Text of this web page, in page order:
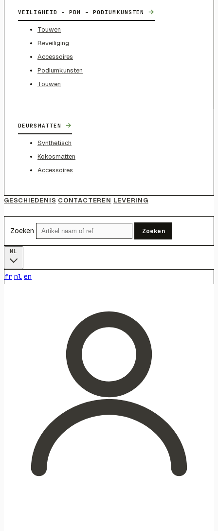
VEILIGHEID – PBM – PODIUMKUNSTEN →
Touwen
Beveiliging
Accessoires
Podiumkunsten
Touwen
DEURSMATTEN →
Synthetisch
Kokosmatten
Accessoires
GESCHIEDENIS CONTACTEREN LEVERING
Zoeken Zoeken
fr nl en